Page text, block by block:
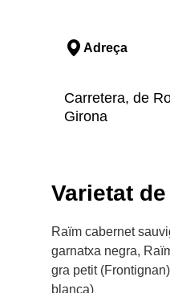
Adreça
Carretera, de
Girona
Varietat
Raïm cabernet
garnatxa negra,
gra petit
blanca)